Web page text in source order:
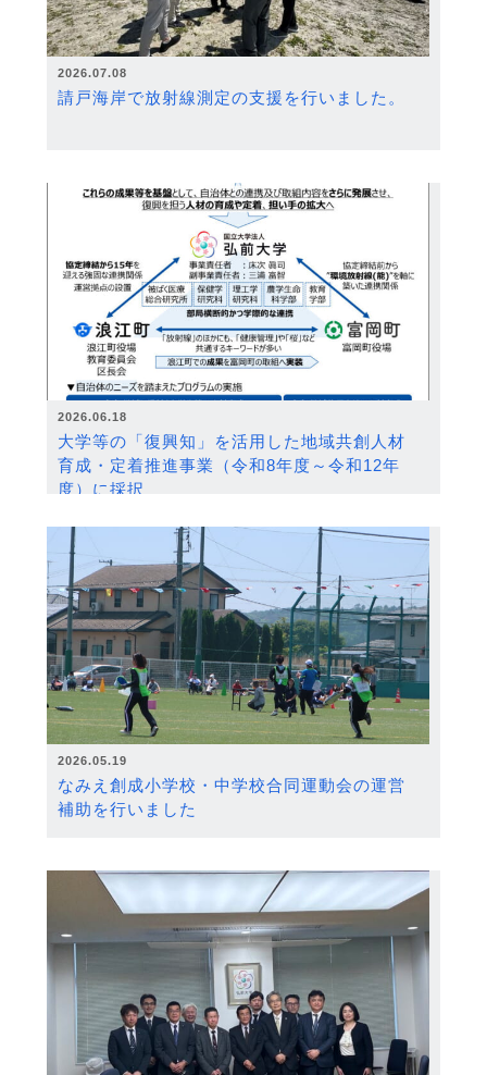
2026.07.08
請戸海岸で放射線測定の支援を行いました。
2026.06.18
大学等の「復興知」を活用した地域共創人材
育成・定着推進事業（令和8年度～令和12年
度）に採択
2026.05.19
なみえ創成小学校・中学校合同運動会の運営
補助を行いました